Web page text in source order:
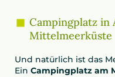
Campingplatz
Mittelmeerküste
Und natürlich ist das
Ein Campingplatz am